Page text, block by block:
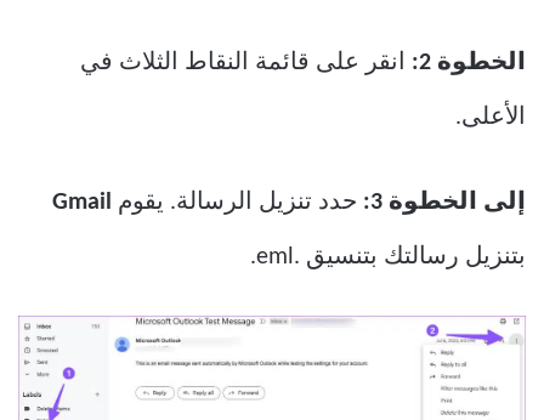
الخطوة 2: انقر على قائمة النقاط الثلاث في
الأعلى.
إلى الخطوة 3: حدد تنزيل الرسالة. يقوم Gmail
بتنزيل رسالتك بتنسيق .eml.